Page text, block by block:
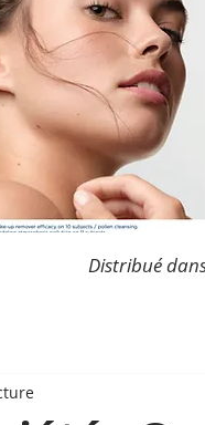
Distribué